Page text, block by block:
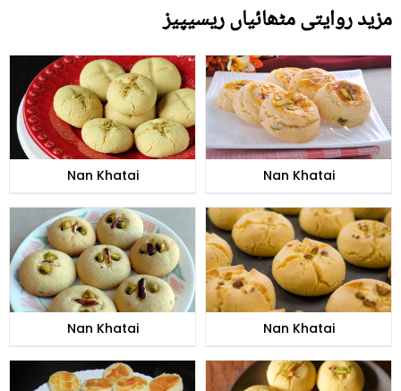
مزید روایتی مٹھائیاں ریسیپیز
Nan Khatai Nan Khatai
Nan Khatai Nan Khatai